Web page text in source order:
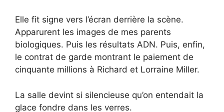
Elle fit signe vers l’écran derrière la scène.
Apparurent les images de mes parents
biologiques. Puis les résultats ADN. Puis, enfin,
le contrat de garde montrant le paiement de
cinquante millions à Richard et Lorraine Miller.
La salle devint si silencieuse qu’on entendait la
glace fondre dans les verres.